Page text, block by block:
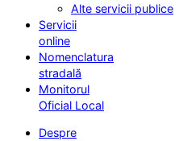
Alte servicii publice
Servicii
online
Nomenclatura
stradală
Monitorul
Oficial Local
Despre